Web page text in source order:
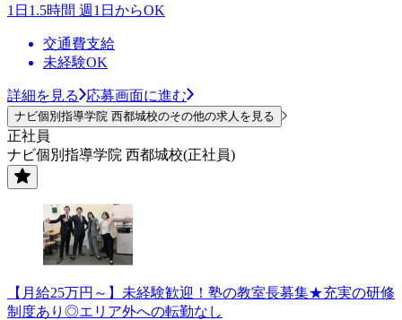
1日1.5時間 週1日からOK
交通費支給
未経験OK
詳細を見る 応募画面に進む
ナビ個別指導学院 西都城校のその他の求人を見る
正社員
ナビ個別指導学院 西都城校(正社員)
【月給25万円～】未経験歓迎！塾の教室長募集★充実の研修
制度あり◎エリア外への転勤なし